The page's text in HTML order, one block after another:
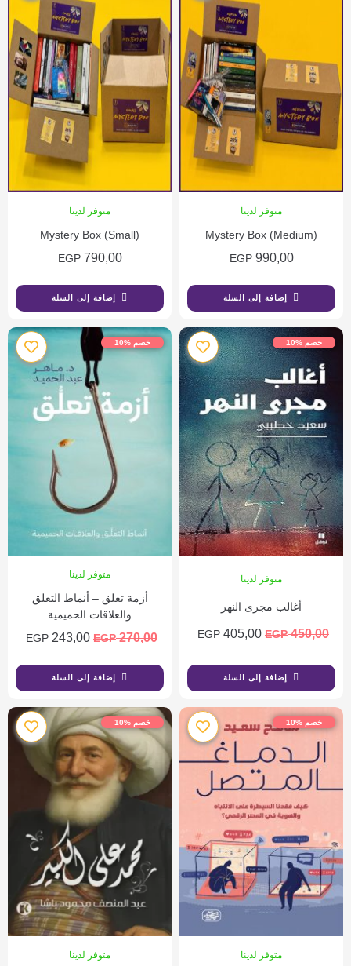
متوفر لدينا
Mystery Box (Medium)
990,00
EGP
إضافة إلى السلة
متوفر لدينا
Mystery Box (Small)
790,00
EGP
إضافة إلى السلة
خصم %10
متوفر لدينا
أغالب مجرى النهر
450,00
EGP
405,00
EGP
إضافة إلى السلة
خصم %10
متوفر لدينا
أزمة تعلق – أنماط التعلق
والعلاقات الحميمية
270,00
EGP
243,00
EGP
إضافة إلى السلة
خصم %10
متوفر لدينا
خصم %10
متوفر لدينا